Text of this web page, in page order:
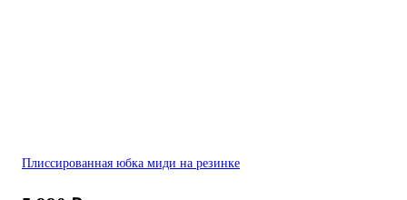
Плиссированная юбка миди на резинке